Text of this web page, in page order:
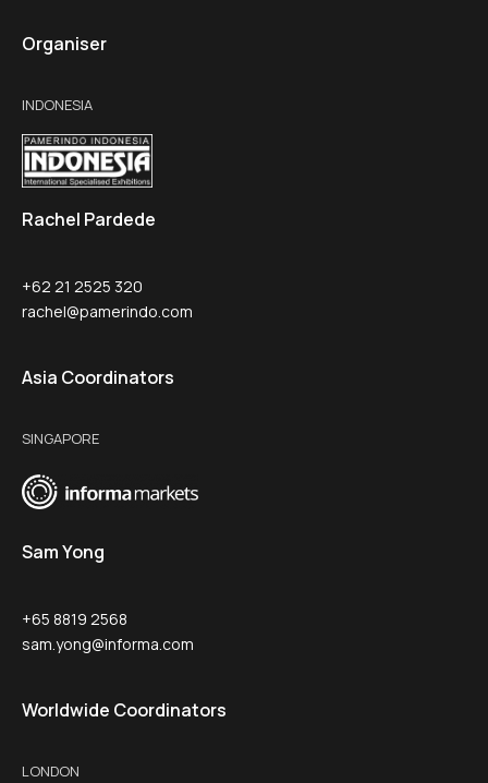
Organiser
INDONESIA
Rachel Pardede
+62 21 2525 320
rachel@pamerindo.com
Asia Coordinators
SINGAPORE
Sam Yong
+65 8819 2568
sam.yong@informa.com
Worldwide Coordinators
LONDON